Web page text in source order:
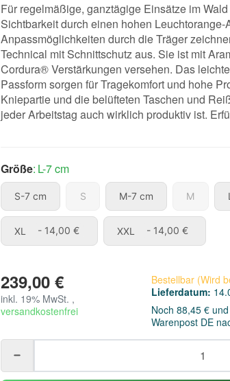
Für regelmäßige, ganztägige Einsätze im
Sichtbarkeit durch einen hohen
Anpassmöglichkeiten durch die Träger
Technical mit Schnittschutz aus. Sie ist mit
Cordura® Verstärkungen versehen. Das
Passform sorgen für Tragekomfort und hohe
Kniepartie und die belüfteten Taschen und
jeder Arbeitstag auch wirklich produktiv ist.
Größe L-7 cm
S-7 cm SS M-7 cmM-7 cm M
XL XL- 14,00 € XXL XXL- 14,00 €
239,00 €
inkl. 19% MwSt. ,
versandkostenfrei
Bestellbar (Wird
Lieferdatum:
Noch 88,45 €
Warenpost DE